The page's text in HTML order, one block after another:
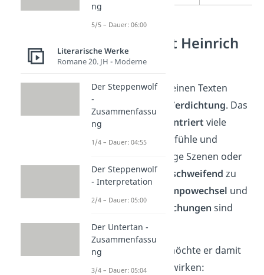
Wie schreibt Heinrich
von Kleist?
Kleist erzeugt in seinen Texten
Spannung durch
Verdichtung. Das
heißt, Kleist
konzentriert viele
Informationen, Gefühle und
Konflikte auf wenige Szenen oder
Sätze —ohneausschweifend zu
erzählen. Auch
Tempowechsel und
abrupte
Unterbrechungen sind
typisch für Kleist.
Je nach
möchte er damit
etwas anderes bewirken:
ng
5/5 – Dauer: 06:00
Literarische Werke
Romane 20. JH - Moderne
Der Steppenwolf
-
Zusammenfassu
ng
1/4 – Dauer: 04:55
Der Steppenwolf
- Interpretation
2/4 – Dauer: 05:00
Der Untertan -
Zusammenfassu
ng
3/4 – Dauer: 05:04